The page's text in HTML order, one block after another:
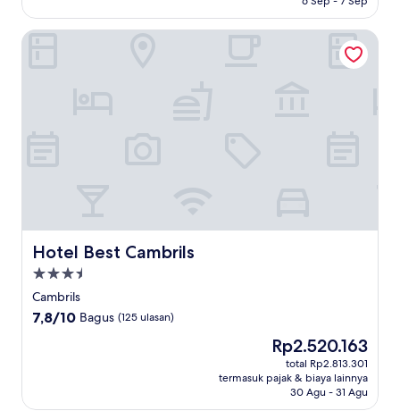
ulasan)
Hotel Best Cambrils
Hotel Best Cambrils
Properti
bintang
3.5
Cambrils
7.8
7,8/10 Bagus (125 ulasan)
Harga
sekarang
Rp2.520.163
Rp2.520.163
total Rp2.813.301
termasuk pajak & biaya lainnya
30 Agu - 31 Agu
Hotel Best Cambrils